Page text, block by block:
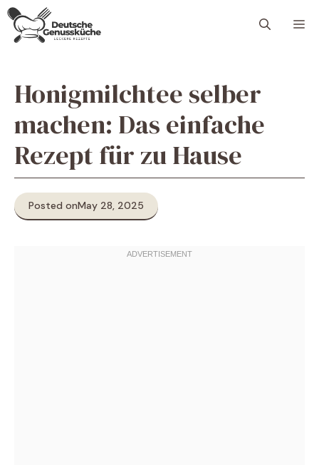
Skip
content
Honigmilchtee selber
machen: Das einfache
Rezept für zu Hause
Posted onMay 28, 2025